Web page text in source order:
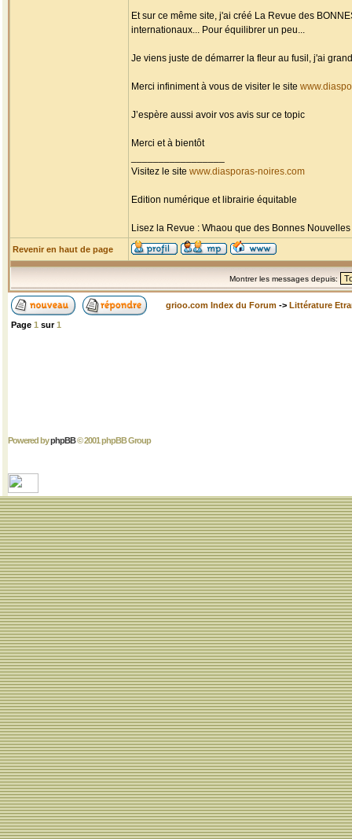
Et sur ce même site, j'ai créé La Revue des
internationaux... Pour équilibrer un peu...
Je viens juste de démarrer la fleur au fusil, j'ai
Merci infiniment à vous de visiter le site
J’espère aussi avoir vos avis sur ce topic
Merci et à bientôt
Visitez le site www.diasporas-noires.com
Edition numérique et librairie équitable
Lisez la Revue : Whaou que des Bonnes
Revenir en haut de page
Montrer les messages depuis:
grioo.com Index du Forum -> Littérature
Page 1 sur1
Powered byphpBB© 2001 phpBB Group